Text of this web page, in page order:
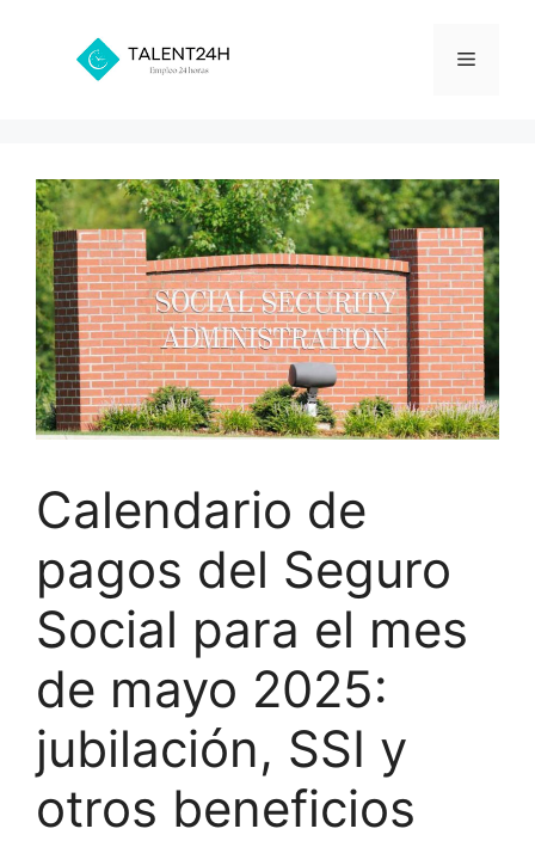
contenido
Menú
Calendario de
pagos del Seguro
Social para el mes
de mayo 2025:
jubilación, SSI y
otros beneficios